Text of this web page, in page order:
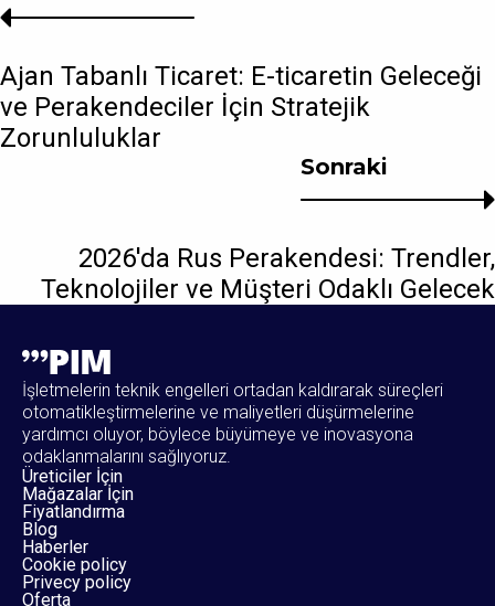
Sonraki
2026'da Rus Perakendesi: Trendler,
Teknolojiler ve Müşteri Odaklı Gelecek
Ajan Tabanlı Ticaret: E-ticaretin Geleceği
ve Perakendeciler İçin Stratejik
Zorunluluklar
İşletmelerin teknik engelleri ortadan kaldırarak süreçleri
otomatikleştirmelerine ve maliyetleri düşürmelerine
yardımcı oluyor, böylece büyümeye ve inovasyona
odaklanmalarını sağlıyoruz.
Üreticiler İçin
Mağazalar İçin
Fiyatlandırma
Blog
Haberler
Cookie policy
Privecy policy
Oferta